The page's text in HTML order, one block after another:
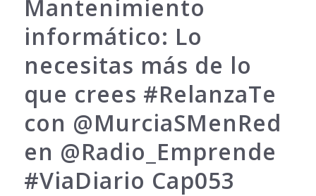
Mantenimiento
informático: Lo
necesitas más de lo
que crees #RelanzaTe
con @MurciaSMenRed
en @Radio_Emprende
#ViaDiario Cap053